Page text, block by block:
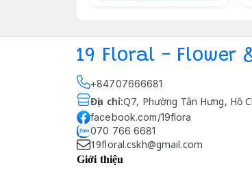
19 Floral - Flower
+84707666681
Địa chỉ:Q7, Phường Tân Hưng, Hồ
facebook.com/19flora
070 766 6681
19floral.cskh@gmail.com
Giới thiệu